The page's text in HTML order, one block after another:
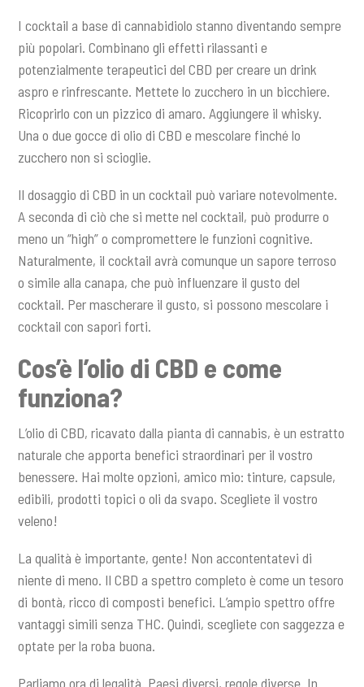
I cocktail a base di cannabidiolo stanno diventando sempre
più popolari. Combinano gli effetti rilassanti e
potenzialmente terapeutici del CBD per creare un drink
aspro e rinfrescante. Mettete lo zucchero in un bicchiere.
Ricoprirlo con un pizzico di amaro. Aggiungere il whisky.
Una o due gocce di olio di CBD e mescolare finché lo
zucchero non si scioglie.
Il dosaggio di CBD in un cocktail può variare notevolmente.
A seconda di ciò che si mette nel cocktail, può produrre o
meno un “high” o compromettere le funzioni cognitive.
Naturalmente, il cocktail avrà comunque un sapore terroso
o simile alla canapa, che può influenzare il gusto del
cocktail. Per mascherare il gusto, si possono mescolare i
cocktail con sapori forti.
Cos’è l’olio di CBD e come
funziona?
L’olio di CBD, ricavato dalla pianta di cannabis, è un estratto
naturale che apporta benefici straordinari per il vostro
benessere. Hai molte opzioni, amico mio: tinture, capsule,
edibili, prodotti topici o oli da svapo. Scegliete il vostro
veleno!
La qualità è importante, gente! Non accontentatevi di
niente di meno. Il CBD a spettro completo è come un tesoro
di bontà, ricco di composti benefici. L’ampio spettro offre
vantaggi simili senza THC. Quindi, scegliete con saggezza e
optate per la roba buona.
Parliamo ora di legalità. Paesi diversi, regole diverse. In